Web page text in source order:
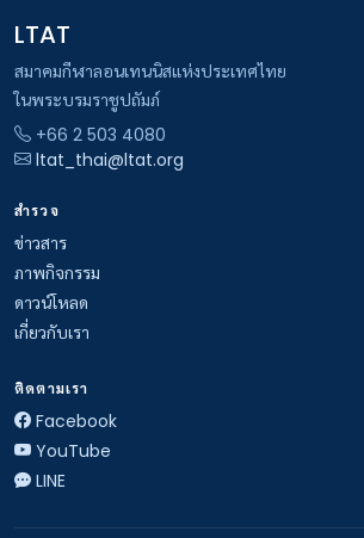
LTAT
สมาคมกีฬาลอนเทนนิสแห่งประเทศไทย
ในพระบรมราชูปถัมภ์
+66 2 503 4080
ltat_thai@ltat.org
สำรวจ
ข่าวสาร
ภาพกิจกรรม
ดาวน์โหลด
เกี่ยวกับเรา
ติดตามเรา
Facebook
YouTube
LINE